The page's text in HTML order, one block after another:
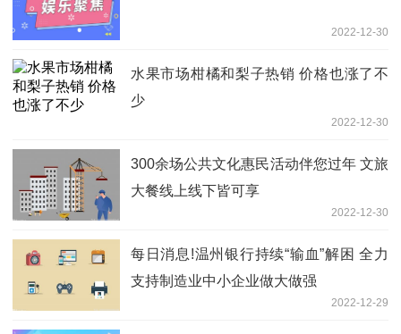
2022-12-30
水果市场柑橘和梨子热销 价格也涨了不
少
2022-12-30
300余场公共文化惠民活动伴您过年 文旅
大餐线上线下皆可享
2022-12-30
每日消息!温州银行持续“输血”解困 全力
支持制造业中小企业做大做强
2022-12-29